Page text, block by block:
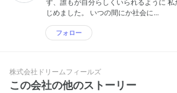
じめました。 いつの間にか社会に...
フォロー
株式会社ドリームフィールズ
この会社の他のストーリー